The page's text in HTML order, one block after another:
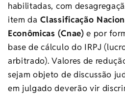
habilitadas, com
item da Classificação
Econômicas (Cnae) e por
base de cálculo do IRPJ
arbitrado). Valores de
sejam objeto de discussão
em julgado deverão vir